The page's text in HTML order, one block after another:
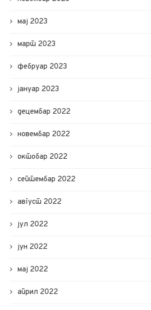
мај 2023
март 2023
фебруар 2023
јануар 2023
децембар 2022
новембар 2022
октобар 2022
септембар 2022
август 2022
јул 2022
јун 2022
мај 2022
април 2022